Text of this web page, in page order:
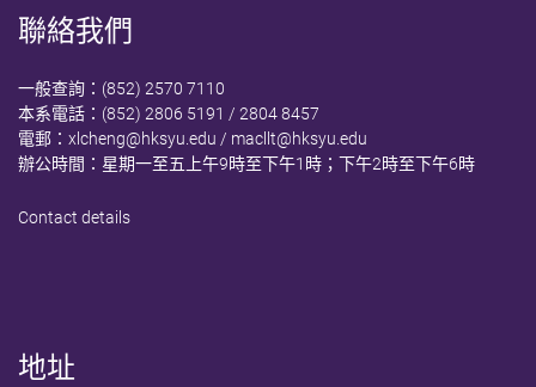
聯絡我們
一般查詢：(852) 2570 7110
本系電話：(852) 2806 5191 / 2804 8457
電郵： xlcheng@hksyu.edu / macllt@hksyu.edu
辦公時間：星期一至五上午9時至下午1時；下午2時至下午6時
Contact details
地址